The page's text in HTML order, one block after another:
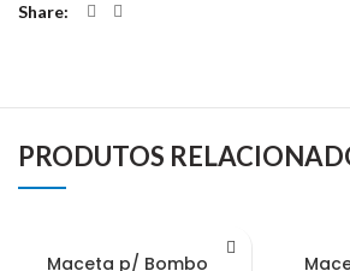
Share
PRODUTOS
Maceta p/ Bombo de